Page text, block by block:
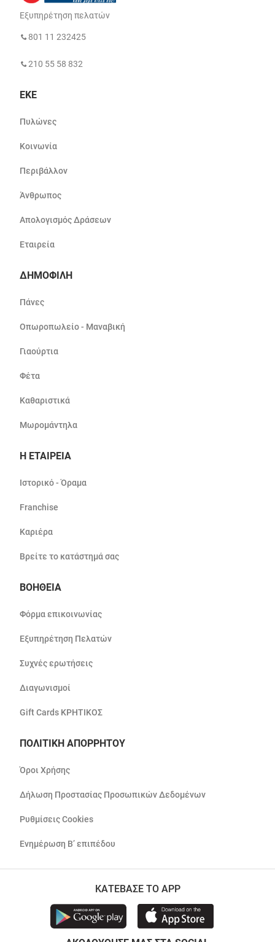
Εξυπηρέτηση πελατών
801 11 232425
210 55 58 832
ΕΚΕ
Πυλώνες
Κοινωνία
Περιβάλλον
Άνθρωπος
Απολογισμός Δράσεων
Εταιρεία
ΔΗΜΟΦΙΛΗ
Πάνες
Οπωροπωλείο - Μαναβική
Γιαούρτια
Φέτα
Καθαριστικά
Μωρομάντηλα
Η ΕΤΑΙΡΕΙΑ
Ιστορικό - Όραμα
Franchise
Καριέρα
Βρείτε το κατάστημά σας
ΒΟΗΘΕΙΑ
Φόρμα επικοινωνίας
Εξυπηρέτηση Πελατών
Συχνές ερωτήσεις
Διαγωνισμοί
Gift Cards ΚΡΗΤΙΚΟΣ
ΠΟΛΙΤΙΚΗ ΑΠΟΡΡΗΤΟΥ
Όροι Χρήσης
Δήλωση Προστασίας Προσωπικών Δεδομένων
Ρυθμίσεις Cookies
Ενημέρωση Β’ επιπέδου
ΚΑΤΕΒΑΣΕ ΤΟ APP